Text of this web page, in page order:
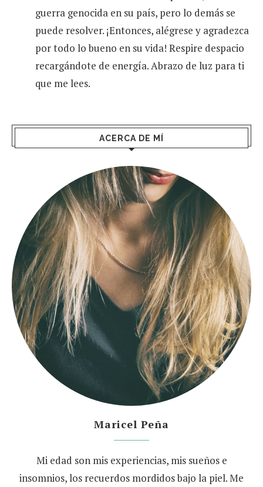
guerra genocida en su país, pero lo demás se
puede resolver. ¡Entonces, alégrese y agradezca
por todo lo bueno en su vida! Respire despacio
recargándote de energía. Abrazo de luz para ti
que me lees.
ACERCA DE MÍ
Maricel Peña
Mi edad son mis experiencias, mis sueños e
insomnios, los recuerdos mordidos bajo la piel. Me